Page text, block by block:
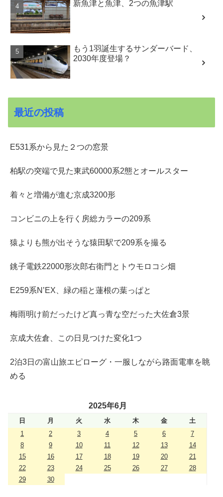
新魚津と魚津、2つの魚津駅
もう1羽誕生するサンダーバード、
2030年度登場？
最近の投稿
E531系から見た２つの窓景
柏駅の突端で見た東武60000系2態とオールスター
着々と増備が進む京成3200形
コンビニの上を行く房総カラーの209系
猿よりも熊が出そうな猿田駅で209系を撮る
銚子電鉄22000形次郎右衛門とトウモロコシ畑
E259系N’EX、緑の稲と蓮根の葉っぱと
梅雨明け前だったけど真っ青な空だった大佐倉3景
京成大佐倉、この日見つけた変化1つ
2泊3日の富山旅エピローグ・一服しながら路面電車を眺
める
2025年6月
日 月 火 水 木 金
土
1
2 3 4 5 6
7
8
9 10 11 12 13
14
15
16 17 18 19 20
21
22
23 24 25 26 27
28
29
30